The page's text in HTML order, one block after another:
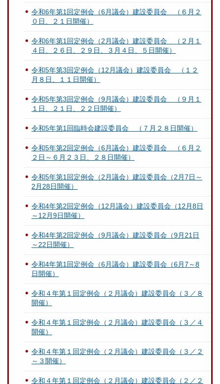
令和6年第1回定例会（6月議会）建設委員会 （６月２
０日、２１日開催）
令和6年第1回定例会（2月議会）建設委員会 （２月１
４日、２６日、２９日、３月４日、５日開催）
令和5年第3回定例会（12月議会）建設委員会 （１２
月８日、１１日開催）
令和5年第3回定例会（9月議会）建設委員会 （９月１
１日、２１日、２２日開催）
令和5年第1回臨時会建設委員会 （７月２８日開催）
令和5年第2回定例会（6月議会）建設委員会 （６月２
２日～６月２３日、２８日開催）
令和5年第1回定例会（2月議会）建設委員会（2月7日～
2月28日開催）
令和4年第2回定例会（12月議会）建設委員会（12月8日
～12月9日開催）
令和4年第2回定例会（9月議会）建設委員会（9月21日
～22日開催）
令和4年第1回定例会（6月議会）建設委員会（6月7～8
日開催）
令和４年第１回定例会（２月議会）建設委員会（３／８
開催）
令和４年第１回定例会（２月議会）建設委員会（３／４
開催）
令和４年第１回定例会（２月議会）建設委員会（３／２
～３開催）
令和４年第１回定例会（２月議会）建設委員会（２／２